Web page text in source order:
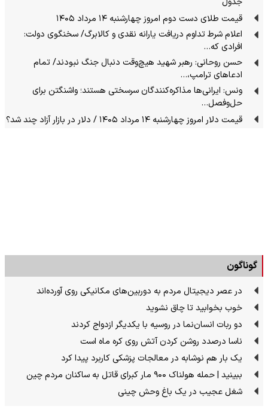
قیمت طلای دست دوم امروز چهارشنبه ۱۴ مرداد ۱۴۰۵
اعلام شرط تداوم دریافت یارانه نقدی و کالابرگ/ سخنگوی دولت:
افرادی که…
حسن روحانی: رهبر شهید هیچ‌وقت دنبال جنگ نبودند/ تمام
ادعاهای ترامپ،…
ونس: ایرانی‌ها مذاکره‌کنندگان سرسختی هستند؛ واشنگتن برای
حل‌وفصل…
قیمت دلار امروز چهارشنبه ۱۴ مرداد ۱۴۰۵ / دلار در بازار آزاد چند شد؟
گوناگون
در عصر دیجیتال مردم به دوربین‌های مکانیکی روی آورده‌اند
خوب بخوابید تا چاق نشوید
دو ربات انسان‌نما در روسیه با یکدیگر ازدواج کردند
ناسا درصدد روشن کردن آتش روی کره ماه است
یک بار هم نوشابه در معالجات پزشکی کاربرد پیدا کرد
ببینید | حمله هولناک ۹۰۰ مار کبرای قاتل به ساکنان مردم چین
شغل عجیب در یک باغ وحش چینی